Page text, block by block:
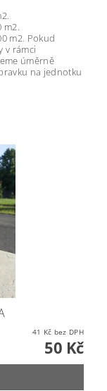
m2.
m2. Pokud
v rámci
úměrně
na jednotku
41 Kč bez DPH
50 Kč